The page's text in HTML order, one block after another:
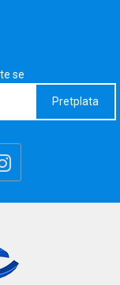
se
Pretplata